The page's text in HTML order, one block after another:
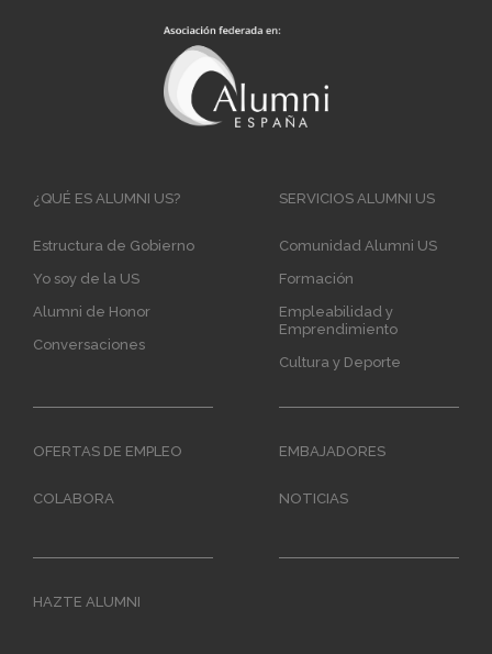
Main
¿QUÉ ES ALUMNI US?
Estructura de Gobierno
Yo soy de la US
Alumni de Honor
Conversaciones
SERVICIOS ALUMNI US
Comunidad Alumni US
Formación
Empleabilidad y
Emprendimiento
Cultura y Deporte
OFERTAS DE EMPLEO EMBAJADORES
COLABORA NOTICIAS
HAZTE ALUMNI